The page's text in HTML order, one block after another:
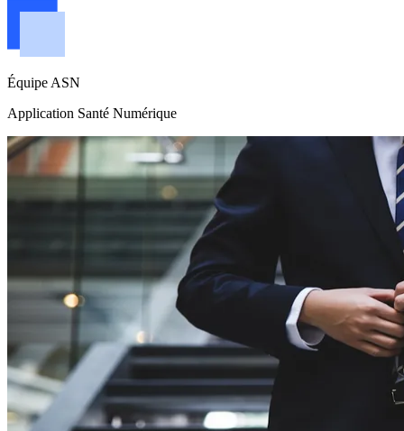
Équipe ASN
Application Santé Numérique